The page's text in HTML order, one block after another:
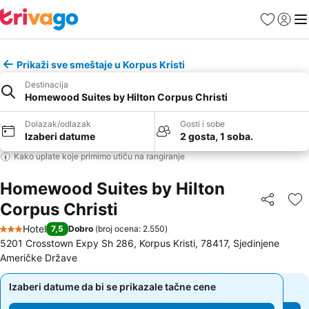
FavoritiPrijavi
Prikaži sve smeštaje u Korpus Kristi
Destinacija
Homewood Suites by Hilton Corpus Christi
Dolazak/odlazak
Izaberi datume
Gosti i sobe
2 gosta, 1 soba.
Kako uplate koje primimo utiču na rangiranje
Homewood Suites by Hilton
Corpus Christi
Deli
3 Zvezdice
Hotel 7,5 Dobro (broj ocena: 2.550)
5201 Crosstown Expy Sh 286, Korpus Kristi, 78417, Sjedinjene
Američke Države
Izaberi datume da bi se prikazale tačne cene
Izaberi datume da bi se prikazale tačne cene